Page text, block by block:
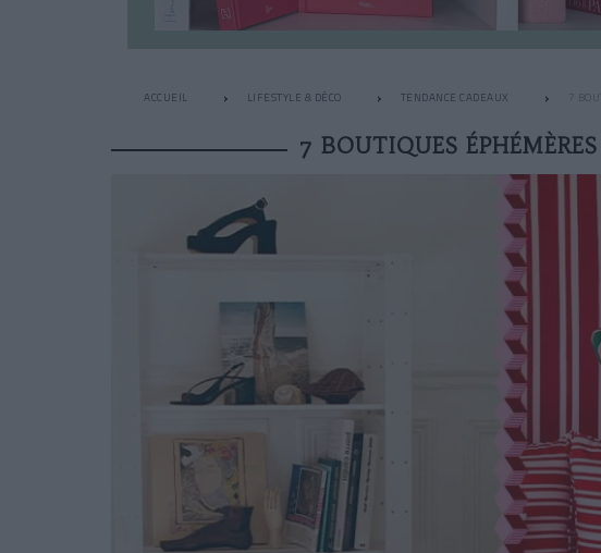
ACCUEIL LIFESTYLE & DÉCO TENDANCE CADEAUX 7
7 BOUTIQUES